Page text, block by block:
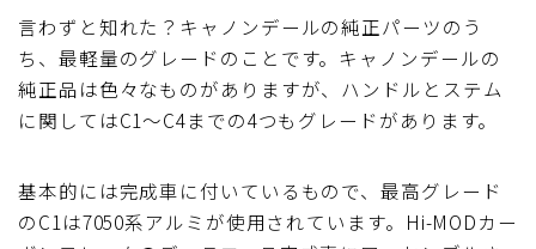
ブルベレポート2022
ブルべレポート2021
ブルベレポート2020
言わずと知れた？キャノンデールの純正パーツのう
ち、最軽量のグレードのことです。キャノンデールの
純正品は色々なものがありますが、ハンドルとステム
に関してはC1～C4までの4つもグレードがあります。
基本的には完成車に付いているもので、最高グレード
のC1は7050系アルミが使用されています。Hi-MODカー